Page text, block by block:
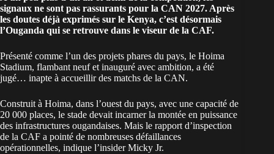
signaux ne sont pas rassurants pour la CAN 2027. Après
les doutes déjà exprimés sur le Kenya, c’est désormais
l’Ouganda qui se retrouve dans le viseur de la CAF.
Présenté comme l’un des projets phares du pays, le Hoima
Stadium, flambant neuf et inauguré avec ambition, a été
jugé… inapte à accueillir des matchs de la CAN.
Construit à Hoima, dans l’ouest du pays, avec une capacité de
20 000 places, le stade devait incarner la montée en puissance
des infrastructures ougandaises. Mais le rapport d’inspection
de la CAF a pointé de nombreuses défaillances
opérationnelles, indique l’insider Micky Jr.